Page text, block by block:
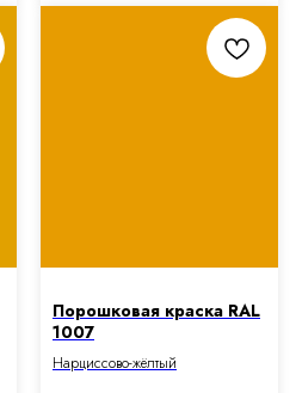
Порошковая краска RAL
1007
Нарциссово-жёлтый